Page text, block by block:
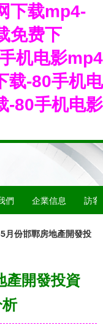
下载mp4-
免费下
机电影mp4
载-80手机电
-80手机电影
們 企業信息 訪客
月份邯鄲房地產開發投
產開發投資